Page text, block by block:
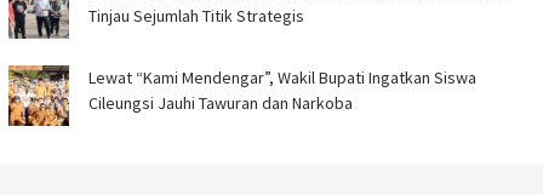
Tinjau Sejumlah Titik Strategis ‎
Lewat “Kami Mendengar”, Wakil Bupati Ingatkan Siswa
Cileungsi Jauhi Tawuran dan Narkoba ‎ ‎